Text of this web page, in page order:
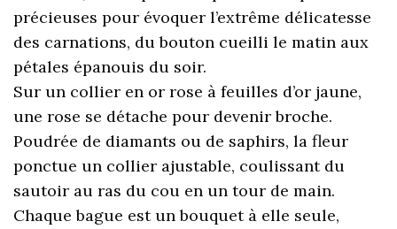
précieuses pour évoquer l’extrême délicatesse
des carnations, du bouton cueilli le matin aux
pétales épanouis du soir.
Sur un collier en or rose à feuilles d’or jaune,
une rose se détache pour devenir broche.
Poudrée de diamants ou de saphirs, la fleur
ponctue un collier ajustable, coulissant du
sautoir au ras du cou en un tour de main.
Chaque bague est un bouquet à elle seule,